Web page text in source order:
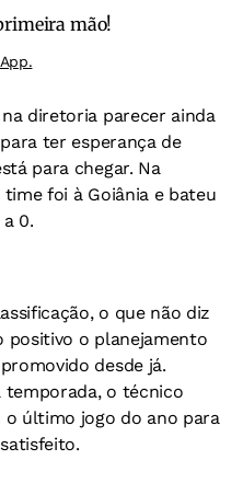
mão!
diretoria parecer ainda
ter esperança de
para chegar. Na
time foi à Goiânia e bateu
0.
o que não diz
positivo o planejamento
desde já.
temporada, o técnico
o último jogo do ano para